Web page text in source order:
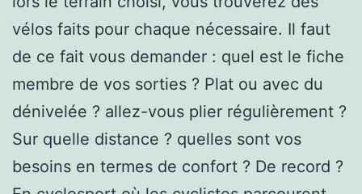
vélos faits pour chaque nécessaire. Il faut
de ce fait vous demander : quel est le fiche
membre de vos sorties ? Plat ou avec du
dénivelée ? allez-vous plier régulièrement ?
Sur quelle distance ? quelles sont vos
besoins en termes de confort ? De record ?